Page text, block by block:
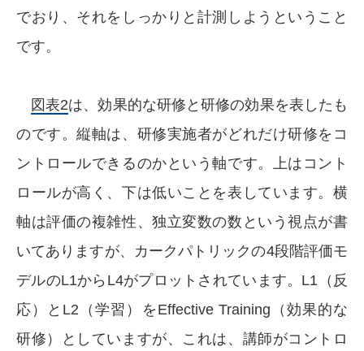
でおり、それをしっかりと計測しようということ
です。
図表2は、効果的な研修と研修の効果を表したも
のです。縦軸は、研修実施者がどれだけ研修をコ
ントロールできるのかという軸です。上はコント
ロールが高く、下は低いことを表しています。横
軸は評価の複雑性、独立変数の数という視点が書
いてありますが、カークパトリックの4段階評価モ
デルのL1からL4がプロットされています。L1（反
応）とL2（学習）をEffective Training（効果的な
研修）としていますが、これは、講師がコントロ